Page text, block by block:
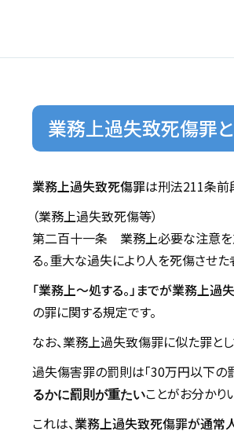
業務上過失致死傷罪
業務上過失致死傷罪は刑法211条前
（業務上過失致死傷等）
第二百十一条 業務上必要な注意を
る。重大な過失により人を死傷させた
「業務上～処する。」までが業務上
の罪に関する規定です。
なお、業務上過失致傷罪に似た罪とし
過失傷害罪の罰則は「30万円以下の
るかに罰則が重たいことがお分かり
これは、業務上過失致死傷罪が通常